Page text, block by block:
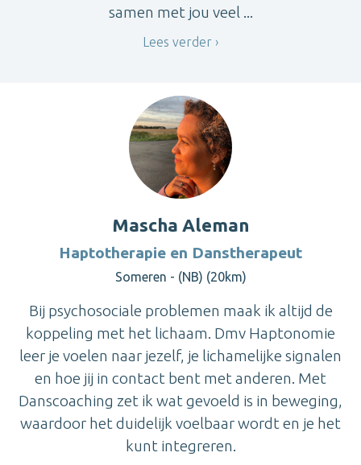
samen met jou veel ...
Lees verder
Mascha Aleman
Haptotherapie en Danstherapeut
Someren - (NB) (20km)
Bij psychosociale problemen maak ik altijd de
koppeling met het lichaam. Dmv Haptonomie
leer je voelen naar jezelf, je lichamelijke signalen
en hoe jij in contact bent met anderen. Met
Danscoaching zet ik wat gevoeld is in beweging,
waardoor het duidelijk voelbaar wordt en je het
kunt integreren.